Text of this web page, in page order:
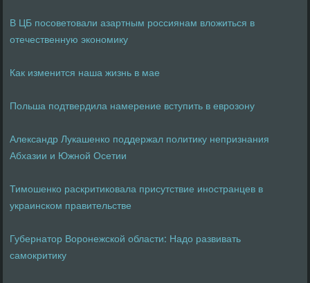
В ЦБ посоветовали азартным россиянам вложиться в
отечественную экономику
Как изменитcя наша жизнь в мае
Польша подтвердила намерение вступить в еврозону
Александр Лукашенко поддержал политику непризнания
Абхазии и Южной Осетии
Тимошенко раскритиковала присутствие иностранцев в
украинском правительстве
Губернатор Воронежской области: Надо развивать
самокритику